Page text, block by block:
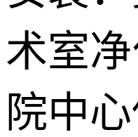
术室
院中
修配件